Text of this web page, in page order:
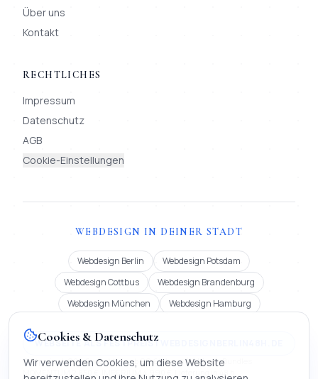
Über uns
Kontakt
RECHTLICHES
Impressum
Datenschutz
AGB
Cookie-Einstellungen
WEBDESIGN IN DEINER STADT
Webdesign Berlin
Webdesign Potsdam
Webdesign Cottbus
Webdesign Brandenburg
Webdesign München
Webdesign Hamburg
WEBSEITE ALS FESTPREIS | WEBDESIGNBERLIN48H.DE
Festpreis ab 900 € oder Miete ab 99 €/Monat (12 Mon.). Bundles
MOMENTUM 2.850 €, IMPERIUM 4.990 €. Lieferung in 48 h.
Cookies & Datenschutz
Wir verwenden Cookies, um diese Website